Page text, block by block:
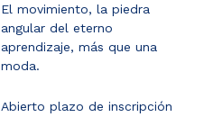
El movimiento, la piedra
angular del eterno
aprendizaje, más que una
moda.
Abierto plazo de inscripción